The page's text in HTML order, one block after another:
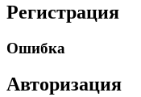
Регистрация
Ошибка
Авторизация